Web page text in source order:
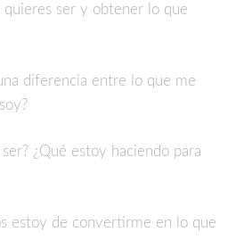
ser y obtener lo que
diferencia entre lo que me
¿Qué estoy haciendo para
estoy de convertirme en lo que